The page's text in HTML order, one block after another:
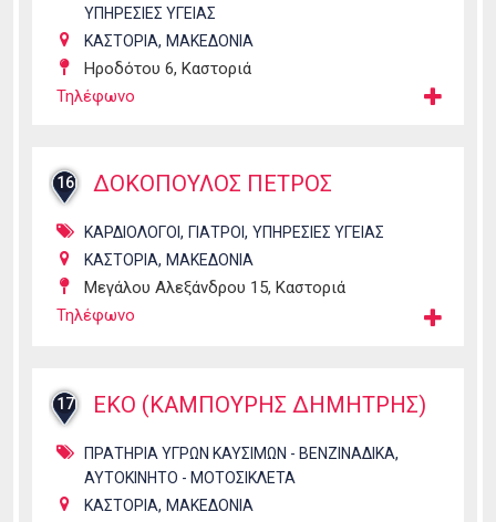
ΥΠΗΡΕΣΙΕΣ ΥΓΕΙΑΣ
ΚΑΣΤΟΡΙΑ, ΜΑΚΕΔΟΝΙΑ
Ηροδότου 6, Καστοριά
Τηλέφωνο
16 ΔΟΚΟΠΟΥΛΟΣ ΠΕΤΡΟΣ
ΚΑΡΔΙΟΛΟΓΟΙ , ΓΙΑΤΡΟΙ , ΥΠΗΡΕΣΙΕΣ ΥΓΕΙΑΣ
ΚΑΣΤΟΡΙΑ, ΜΑΚΕΔΟΝΙΑ
Μεγάλου Αλεξάνδρου 15, Καστοριά
Τηλέφωνο
17 ΕΚΟ (ΚΑΜΠΟΥΡΗΣ ΔΗΜΗΤΡΗΣ)
ΠΡΑΤΗΡΙΑ ΥΓΡΩΝ ΚΑΥΣΙΜΩΝ - ΒΕΝΖΙΝΑΔΙΚΑ,
ΑΥΤΟΚΙΝΗΤΟ - ΜΟΤΟΣΙΚΛΕΤΑ
ΚΑΣΤΟΡΙΑ, ΜΑΚΕΔΟΝΙΑ